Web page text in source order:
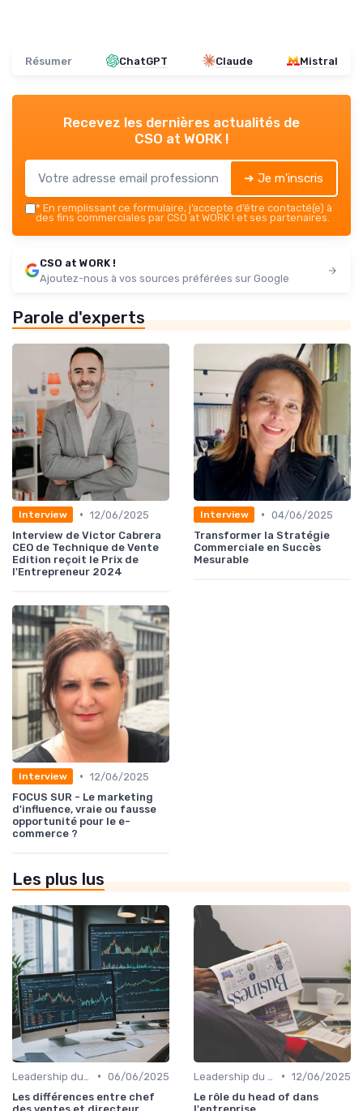
Résumer ChatGPT Claude Mistral
Recevez les dernières actualités de
CSO at WORK !
➔ Je m'inscris
* En remplissant ce formulaire, j’accepte d’être contacté(e) à
des fins commerciales par CSO at WORK ! et ses partenaires.
CSO at WORK !
Ajoutez-nous à vos sources préférées sur Google
Parole d'experts
Interview • 12/06/2025
Interview de Victor Cabrera
CEO de Technique de Vente
Edition reçoit le Prix de
l'Entrepreneur 2024
Interview • 04/06/2025
Transformer la Stratégie
Commerciale en Succès
Mesurable
Interview • 12/06/2025
FOCUS SUR - Le marketing
d'influence, vraie ou fausse
opportunité pour le e-
commerce ?
Les plus lus
• 06/06/2025
Les différences entre chef
• 12/06/2025
Le rôle du head of dans